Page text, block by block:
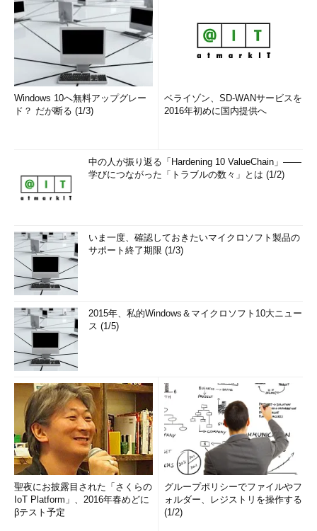
Windows 10へ無料アップグレー
ド？ だが断る (1/3)
ベライゾン、SD-WANサービスを
2016年初めに国内提供へ
中の人が振り返る「Hardening 10 ValueChain」――
学びにつながった「トラブルの数々」とは (1/2)
いま一度、確認しておきたいマイクロソフト製品の
サポート終了期限 (1/3)
2015年、私的Windows＆マイクロソフト10大ニュー
ス (1/5)
聖夜にお披露目された「さくらの
IoT Platform」、2016年春めどに
βテスト予定
グループポリシーでファイルやフ
ォルダー、レジストリを操作する
(1/2)